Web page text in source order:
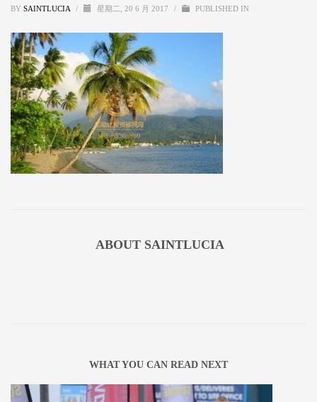
BY SAINTLUCIA / 星期二, 20 6 月 2017 / PUBLISHED IN
ABOUT SAINTLUCIA
WHAT YOU CAN READ NEXT